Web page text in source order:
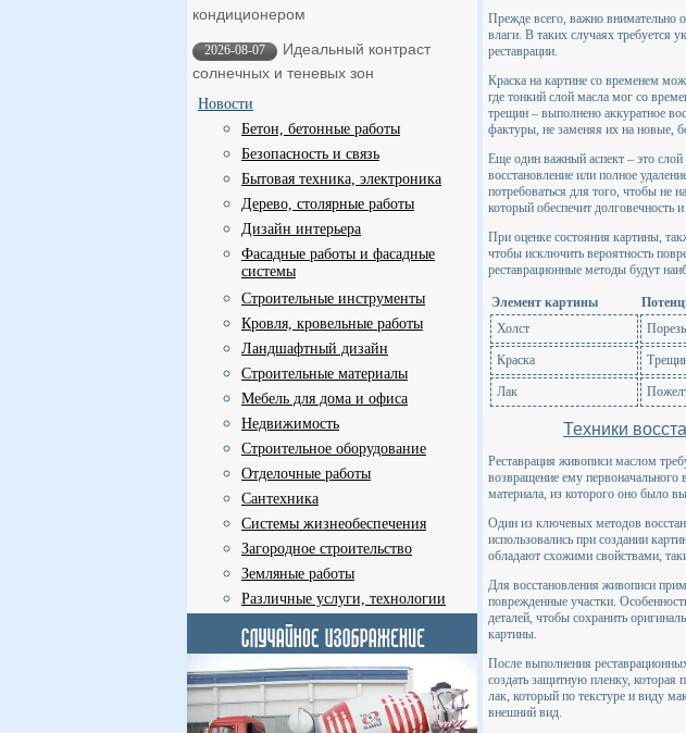
кондиционером
2026-08-07
Идеальный контраст
солнечных и теневых зон
Новости
Бетон, бетонные работы
Безопасность и связь
Бытовая техника, электроника
Дерево, столярные работы
Дизайн интерьера
Фасадные работы и фасадные
системы
Строительные инструменты
Кровля, кровельные работы
Ландшафтный дизайн
Строительные материалы
Мебель для дома и офиса
Недвижимость
Строительное оборудование
Отделочные работы
Сантехника
Системы жизнеобеспечения
Загородное строительство
Земляные работы
Различные услуги, технологии
Прежде всего, важно внимательно
влаги. В таких случаях требуется
реставрации.
Краска на картине со временем
где тонкий слой масла мог со
трещин – выполнено аккуратное
фактуры, не заменяя их на новые,
Еще один важный аспект – это
восстановление или полное
потребоваться для того, чтобы не
который обеспечит долговечность
При оценке состояния картины,
чтобы исключить вероятность
реставрационные методы будут
Элемент картины
Холст
Краска
Лак
Техники
Реставрация живописи маслом
возвращение ему первоначального
материала, из которого оно было
Один из ключевых методов
использовались при создании
обладают схожими свойствами,
Для восстановления живописи
поврежденные участки.
деталей, чтобы сохранить
картины.
После выполнения
создать защитную пленку, которая
лак, который по текстуре и виду
внешний вид.